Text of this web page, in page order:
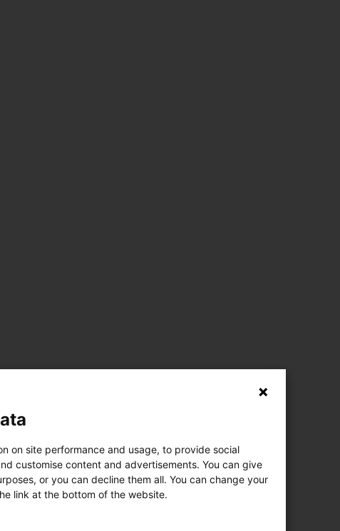
on site performance and usage, to provide social
customise content and advertisements. You can give
or you can decline them all. You can change your
link at the bottom of the website.